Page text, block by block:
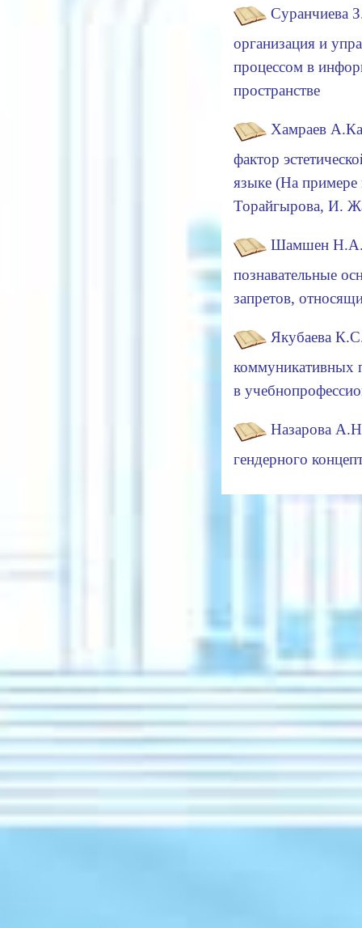
Суранчиева
организация и
процессом в
пространстве
Хамраев
фактор
языке (На
Торайгырова, И.
Шамшен Н.А.,
познавательные
запретов,
Якубаева
коммуникативных
в
Назарова
гендерного